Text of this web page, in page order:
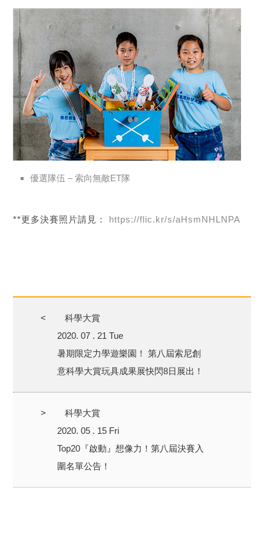
優選隊伍 – 索向無敵ET隊
**更多決賽照片請見： https://flic.kr/s/aHsmNHLNPA
<
科學大賞
2020. 07 . 21 Tue
暑期限定力學遊樂園！ 第八屆索尼創
意科學大賞玩具成果展快閃8日展出！
>
科學大賞
2020. 05 . 15 Fri
Top20『啟動』想像力！第八屆決賽入
圍名單公告！